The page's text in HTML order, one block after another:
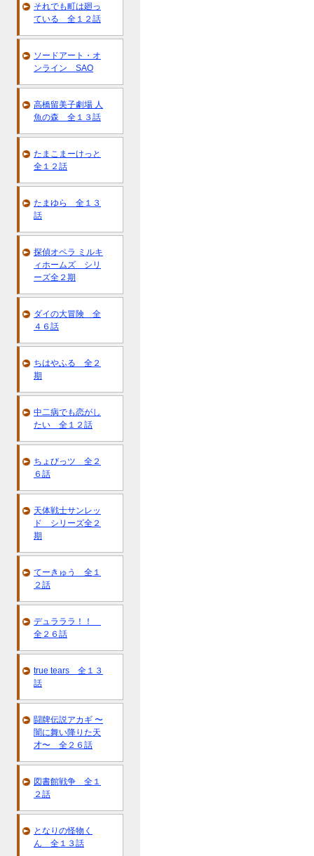
それでも町は廻っ
ている 全１２話
ソードアート・オ
ンライン SAO
高橋留美子劇場 人
魚の森 全１３話
たまこまーけっと
全１２話
たまゆら 全１３
話
探偵オペラ ミルキ
ィホームズ シリ
ーズ全２期
ダイの大冒険 全
４６話
ちはやふる 全２
期
中二病でも恋がし
たい 全１２話
ちょびっツ 全２
６話
天体戦士サンレッ
ド シリーズ全２
期
てーきゅう 全１
２話
デュラララ！！
全２６話
true tears 全１３
話
闘牌伝説アカギ 〜
闇に舞い降りた天
才〜 全２６話
図書館戦争 全１
２話
となりの怪物く
ん 全１３話